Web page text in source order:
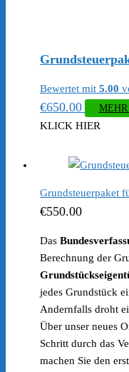
Bewertet mit 5.00
€650.00
KLICK HIER
Grundsteuerpaket
€550.00
Das
Berechnung der
jedes Grundstück
Andernfalls droht
Über unser neues
Schritt durch das
machen Sie den